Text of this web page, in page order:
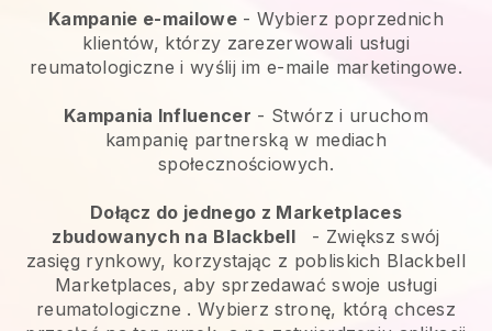
Kampanie e-mailowe- Wybierz poprzednich
klientów, którzy zarezerwowali usługi
reumatologiczne i wyślij im e-maile marketingowe.
Kampania Influencer - Stwórz i uruchom
kampanię partnerską w mediach
społecznościowych.
Dołącz do jednego z Marketplaces
zbudowanych na Blackbell - Zwiększ swój
zasięg rynkowy, korzystając z pobliskich Blackbell
Marketplaces, aby sprzedawać swoje usługi
reumatologiczne . Wybierz stronę, którą chcesz